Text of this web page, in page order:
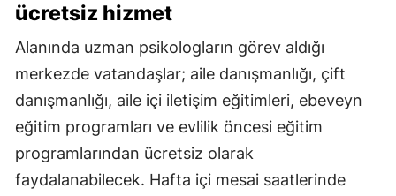
ücretsiz hizmet
Alanında uzman psikologların görev aldığı
merkezde vatandaşlar; aile danışmanlığı, çift
danışmanlığı, aile içi iletişim eğitimleri, ebeveyn
eğitim programları ve evlilik öncesi eğitim
programlarından ücretsiz olarak
faydalanabilecek. Hafta içi mesai saatlerinde